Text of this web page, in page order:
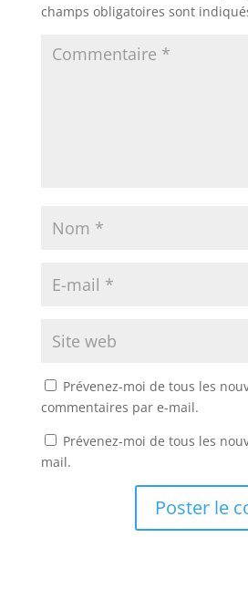
champs obligatoires sont
Prévenez-moi de tous les
commentaires par e-mail.
Prévenez-moi de tous les
mail.